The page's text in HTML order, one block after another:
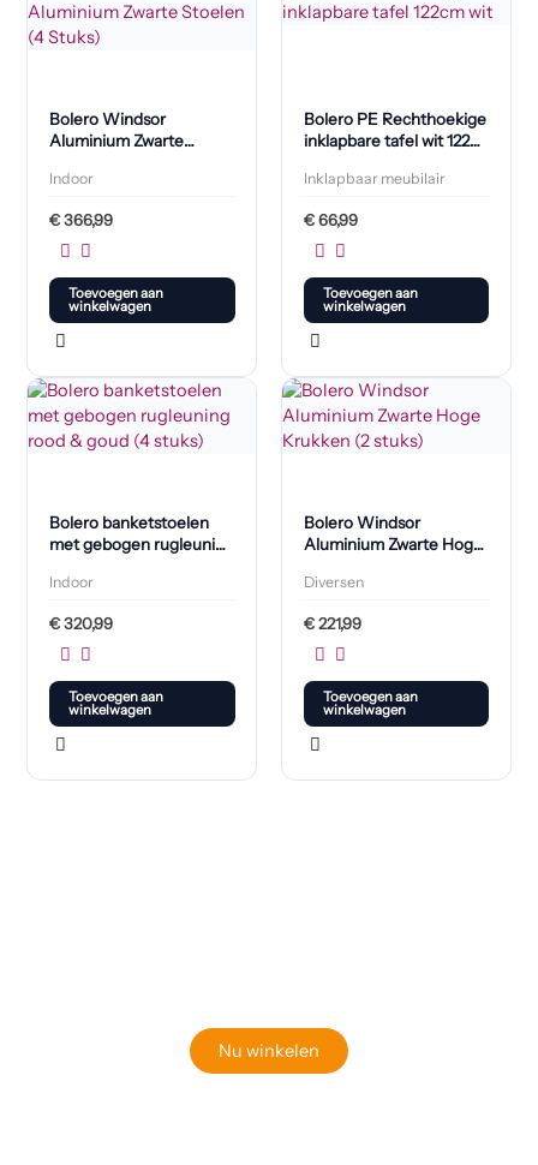
Bolero Windsor
Aluminium Zwarte
Indoor
€366,99
Toevoegen aan
winkelwagen
Bolero PE Rechthoekige
inklapbare tafel wit 122
Inklapbaar meubilair
€66,99
Toevoegen aan
winkelwagen
Bolero banketstoelen
met gebogen rugleuning
Indoor
€320,99
Toevoegen aan
winkelwagen
Bolero Windsor
Aluminium Zwarte Hoge
Diversen
€221,99
Toevoegen aan
winkelwagen
Nu winkelen